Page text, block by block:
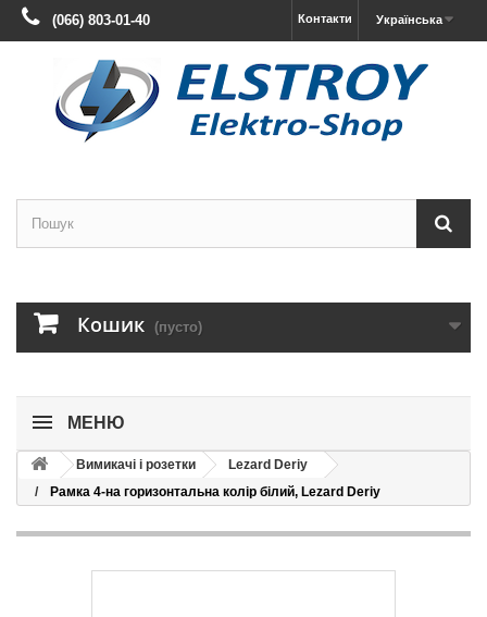
Українська
Контакти
(066) 803-01-40
Кошик (пусто)
МЕНЮ
Вимикачі і розетки
Lezard Deriy
Рамка 4-на горизонтальна колір білий, Lezard Deriy